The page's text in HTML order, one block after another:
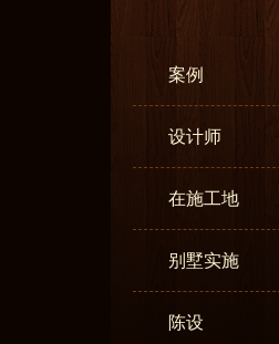
案例
设计师
在施工地
别墅实施
陈设